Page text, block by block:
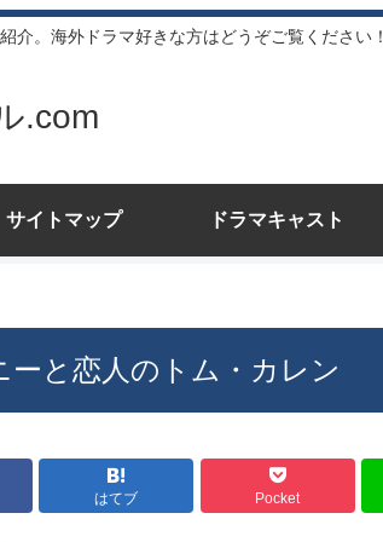
介。海外ドラマ好きな方はどうぞご覧ください！
.com
サイトマップ ドラマキャスト
ーと恋人のトム・カレン
はてブ Pocket